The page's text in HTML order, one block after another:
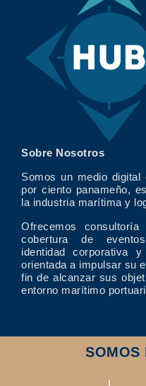
Sobre Nosotros
Somos un medio digital
por ciento panameño,
la industria marítima y
Ofrecemos consultoría
cobertura de
identidad corporativa
orientada a impulsar su
fin de alcanzar sus
entorno marítimo
SOMOS